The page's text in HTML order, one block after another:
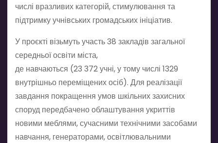
числі вразливих категорій, стимулювання та
підтримку учнівських громадських ініціатив.
У проєкті візьмуть участь 38 закладів загальної
середньої освіти міста,
де навчаються (23 372 учні, у тому числі 1329
внутрішньо переміщених осіб). Для реалізації
завдання покращення умов шкільних захисних
споруд передбачено облаштування укриттів
новими меблями, сучасними технічними засобами
навчання, генераторами, освітлювальними